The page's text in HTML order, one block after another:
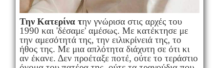
Την Κατερίνα την γνώρισα στις αρχές του
1990 και 'δέσαμε' αμέσως. Με κατέκτησε με
την αμεσότητά της, την ειλικρίνειά της, το
ήθος της. Με μια απλότητα διάχυτη σε ότι κι
αν έκανε. Δεν προέταξε ποτέ, ούτε το τεράστιο